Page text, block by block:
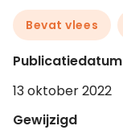
Bevat vlees
Publicatiedatum
13 oktober 2022
Gewijzigd